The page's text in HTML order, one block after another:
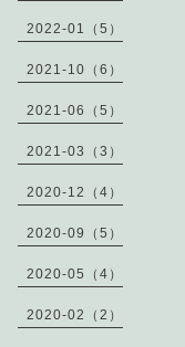
2022-01（5）
2021-10（6）
2021-06（5）
2021-03（3）
2020-12（4）
2020-09（5）
2020-05（4）
2020-02（2）